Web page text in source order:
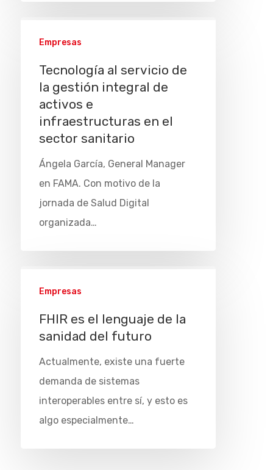
Empresas
Tecnología al servicio de
la gestión integral de
activos e
infraestructuras en el
sector sanitario
Ángela García, General Manager
en FAMA. Con motivo de la
jornada de Salud Digital
organizada…
Empresas
FHIR es el lenguaje de la
sanidad del futuro
Actualmente, existe una fuerte
demanda de sistemas
interoperables entre sí, y esto es
algo especialmente…